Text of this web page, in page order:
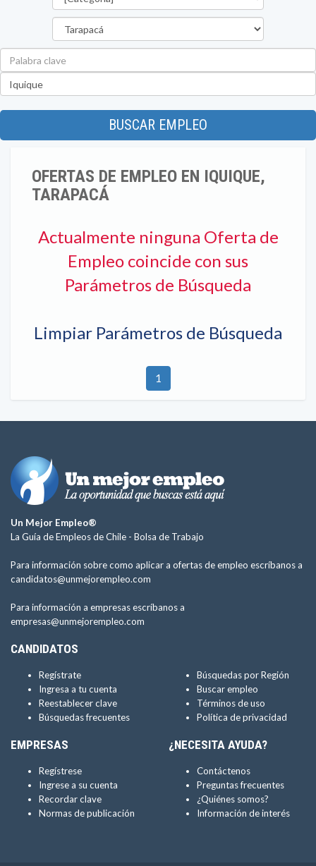
BUSCAR EMPLEO
OFERTAS DE EMPLEO EN IQUIQUE,
TARAPACÁ
Actualmente ninguna Oferta de
Empleo coincide con sus
Parámetros de Búsqueda
Limpiar Parámetros de Búsqueda
1
Un Mejor Empleo®
La Guía de Empleos de Chile - Bolsa de Trabajo
Para información sobre como aplicar a ofertas de empleo escríbanos a
candidatos@unmejorempleo.com
Para información a empresas escríbanos a
empresas@unmejorempleo.com
CANDIDATOS
Regístrate
Ingresa a tu cuenta
Reestablecer clave
Búsquedas frecuentes
Búsquedas por Región
Buscar empleo
Términos de uso
Política de privacidad
EMPRESAS
Regístrese
Ingrese a su cuenta
Recordar clave
Normas de publicación
¿NECESITA AYUDA?
Contáctenos
Preguntas frecuentes
¿Quiénes somos?
Información de interés